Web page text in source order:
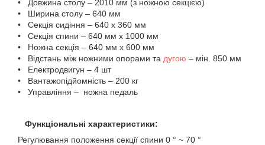
• Довжина столу – 2010 мм (з ножною секцією)
• Ширина столу – 640 мм
• Секція сидіння – 640 x 360 мм
• Секція спини – 640 мм x 1000 мм
• Ножна секція – 640 мм x 600 мм
• Відстань між ножними опорами та дугою – мін. 850 мм
• Електродвигун – 4 шт
• Вантажопідйомність – 200 кг
• Управління – ножна педаль
Функціональні характеристики:
Регулювання положення секції спини 0 ° ~ 70 °